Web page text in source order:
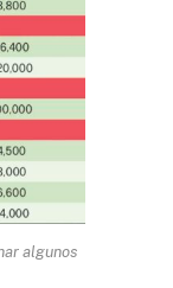
algunos